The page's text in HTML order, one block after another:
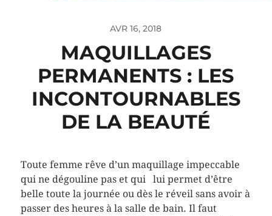
AVR 16, 2018
MAQUILLAGES
PERMANENTS : LES
INCONTOURNABLES
DE LA BEAUTÉ
Toute femme rêve d’un maquillage impeccable
qui ne dégouline pas et qui lui permet d’être
belle toute la journée ou dès le réveil sans avoir à
passer des heures à la salle de bain. Il faut